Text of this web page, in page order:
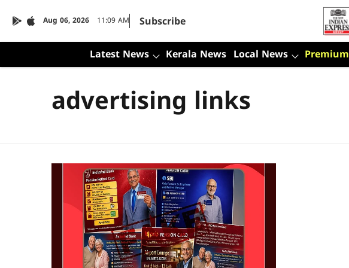
Aug 06, 2026 11:09 AM Subscribe
Latest News Kerala News Local News Premium
advertising links